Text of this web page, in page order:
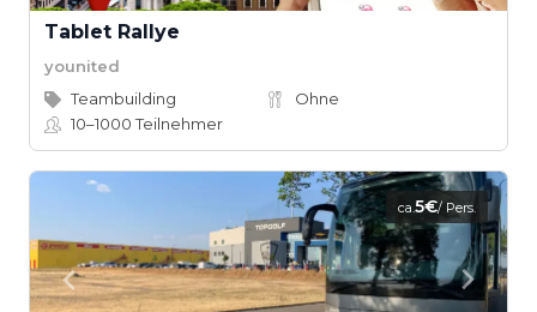
Tablet Rallye
younited
Teambuilding
Ohne
10–1000Teilnehmer
ca.5€/ Pers.